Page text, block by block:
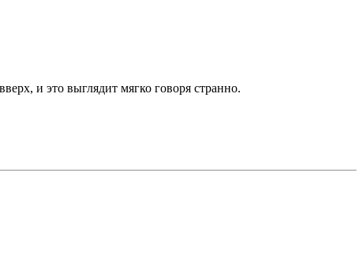
и это выглядит мягко говоря странно.